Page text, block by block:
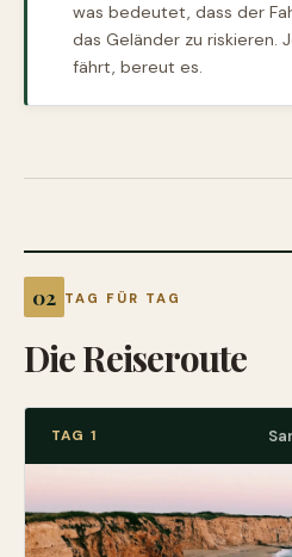
was bedeutet, dass der
das Geländer zu riskieren.
fährt, bereut es.
TAG FÜR TAG
Die Reiseroute
TAG 1